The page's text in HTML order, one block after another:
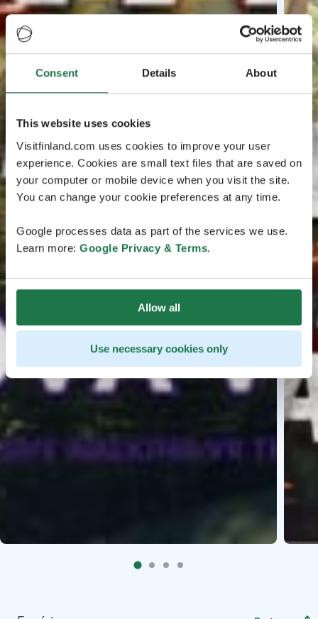
Consent Details About
This website uses cookies
Visitfinland.com uses cookies to improve your user
experience. Cookies are small text files that are saved on
your computer or mobile device when you visit the site.
You can change your cookie preferences at any time.
Google processes data as part of the services we use.
Learn more: Google Privacy & Terms.
Allow all
Use necessary cookies only